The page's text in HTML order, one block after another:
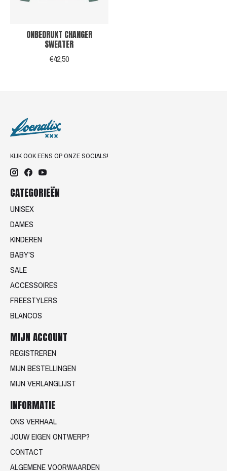
ONBEDRUKT CHANGER
SWEATER
€42,50
KIJK OOK EENS OP ONZE SOCIALS!
CATEGORIEËN
UNISEX
DAMES
KINDEREN
BABY'S
SALE
ACCESSOIRES
FREESTYLERS
BLANCOS
MIJN ACCOUNT
REGISTREREN
MIJN BESTELLINGEN
MIJN VERLANGLIJST
INFORMATIE
ONS VERHAAL
JOUW EIGEN ONTWERP?
CONTACT
ALGEMENE VOORWAARDEN